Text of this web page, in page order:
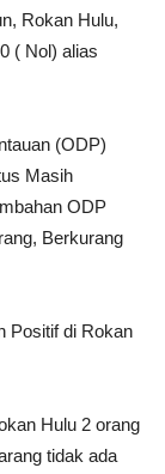
Rokan Hulu,
( Nol) alias
(ODP)
Masih
ODP
Berkurang
Positif di Rokan
Hulu 2 orang
tidak ada